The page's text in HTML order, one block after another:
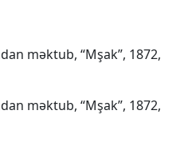
məktub, “Mşak”, 1872,
məktub, “Mşak”, 1872,